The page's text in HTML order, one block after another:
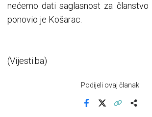
nećemo dati saglasnost za članstvo
ponovio je Košarac.
(Vijesti.ba)
Podijeli ovaj članak